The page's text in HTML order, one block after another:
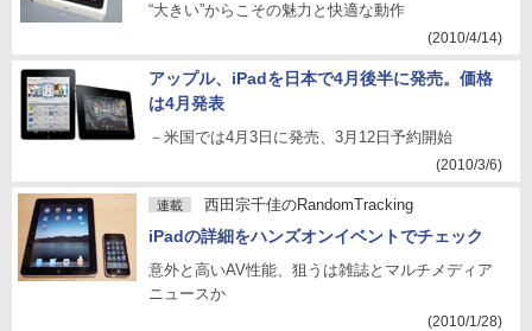
“大きい”からこその魅力と快適な動作
(2010/4/14)
アップル、iPadを日本で4月後半に発売。価格
は4月発表
－米国では4月3日に発売、3月12日予約開始
(2010/3/6)
連載 西田宗千佳のRandomTracking
iPadの詳細をハンズオンイベントでチェック
意外と高いAV性能、狙うは雑誌とマルチメディア
ニュースか
(2010/1/28)